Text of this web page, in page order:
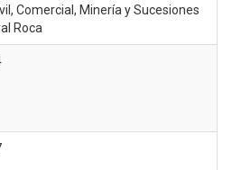
Comercial, Minería y Sucesiones
Roca